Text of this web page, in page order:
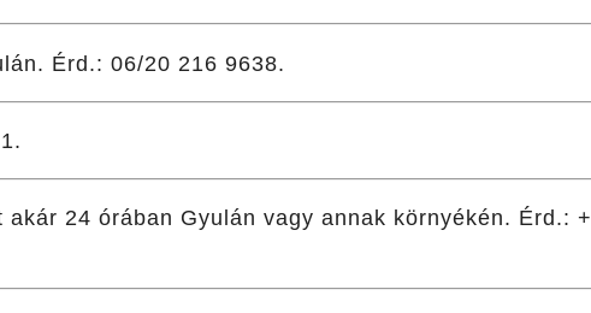
Érd.: 06/20 216 9638.
24 órában Gyulán vagy annak környékén. Érd.: +